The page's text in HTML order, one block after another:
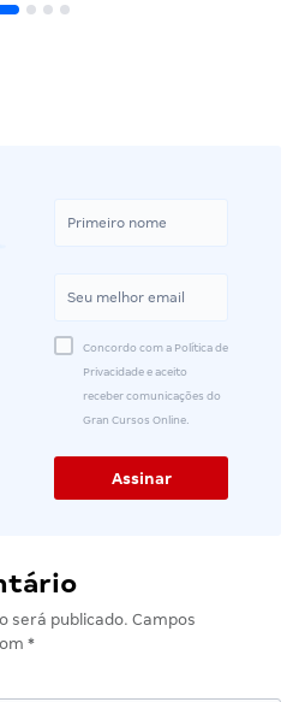
Concordo com a Política de
Privacidade e aceito
receber comunicações do
Gran Cursos Online.
será publicado. Campos
*